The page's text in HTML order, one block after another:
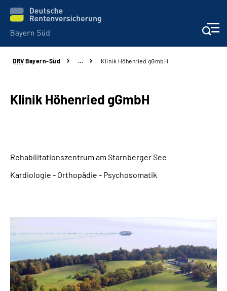
Beratung und Kontakt
Karriere
Über Uns
Leichte Sprache
Suche
DRV Bayern-Süd … Klinik Höhenried gGmbH
Klinik Höhenried gGmbH
Rehabilitationszentrum am Starnberger See
Kardiologie - Orthopädie - Psychosomatik